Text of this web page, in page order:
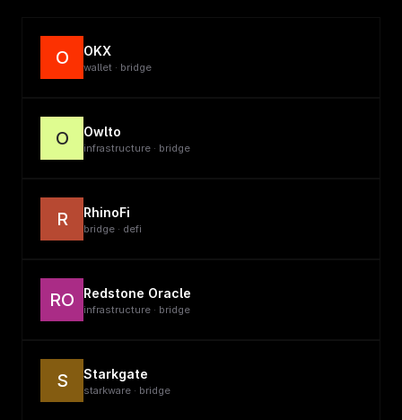
O OKX
wallet · bridge
O Owlto
infrastructure · bridge
R RhinoFi
bridge · defi
RO Redstone Oracle
infrastructure · bridge
S Starkgate
starkware · bridge